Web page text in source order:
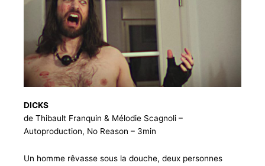
DICKS
de Thibault Franquin & Mélodie Scagnoli –
Autoproduction, No Reason – 3min
Un homme rêvasse sous la douche, deux personnes